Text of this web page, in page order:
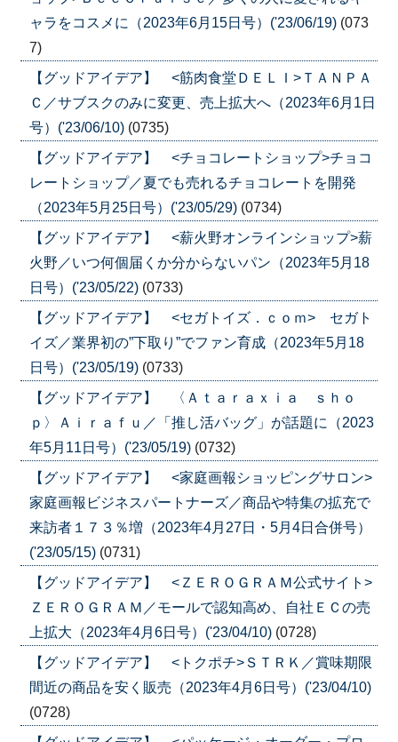
ャラをコスメに（2023年6月15日号）('23/06/19) (073
7)
【グッドアイデア】 <筋肉食堂ＤＥＬＩ>ＴＡＮＰＡ
Ｃ／サブスクのみに変更、売上拡大へ（2023年6月1日
号）('23/06/10) (0735)
【グッドアイデア】 <チョコレートショップ>チョコ
レートショップ／夏でも売れるチョコレートを開発
（2023年5月25日号）('23/05/29) (0734)
【グッドアイデア】 <薪火野オンラインショップ>薪
火野／いつ何個届くか分からないパン（2023年5月18
日号）('23/05/22) (0733)
【グッドアイデア】 <セガトイズ．ｃｏｍ> セガト
イズ／業界初の”下取り”でファン育成（2023年5月18
日号）('23/05/19) (0733)
【グッドアイデア】 〈Ａｔａｒａｘｉａ ｓｈｏ
ｐ〉Ａｉｒａｆｕ／「推し活バッグ」が話題に（2023
年5月11日号）('23/05/19) (0732)
【グッドアイデア】 <家庭画報ショッピングサロン>
家庭画報ビジネスパートナーズ／商品や特集の拡充で
来訪者１７３％増（2023年4月27日・5月4日合併号）
('23/05/15) (0731)
【グッドアイデア】 <ＺＥＲＯＧＲＡＭ公式サイト>
ＺＥＲＯＧＲＡＭ／モールで認知高め、自社ＥＣの売
上拡大（2023年4月6日号）('23/04/10) (0728)
【グッドアイデア】 <トクポチ>ＳＴＲＫ／賞味期限
間近の商品を安く販売（2023年4月6日号）('23/04/10)
(0728)